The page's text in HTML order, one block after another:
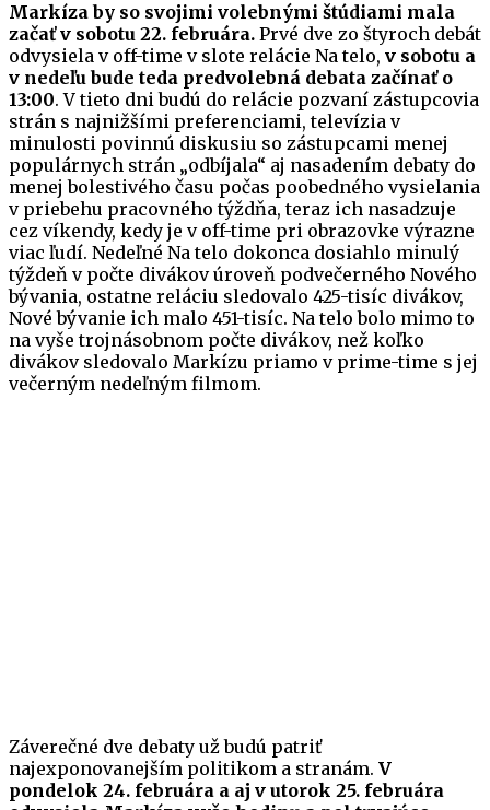
Markíza by so svojimi volebnými štúdiami mala
začať v sobotu 22. februára. Prvé dve zo štyroch debát
odvysiela v off-time v slote relácie Na telo, v sobotu a
v nedeľu bude teda predvolebná debata začínať o
13:00. V tieto dni budú do relácie pozvaní zástupcovia
strán s najnižšími preferenciami, televízia v
minulosti povinnú diskusiu so zástupcami menej
populárnych strán „odbíjala“ aj nasadením debaty do
menej bolestivého času počas poobedného vysielania
v priebehu pracovného týždňa, teraz ich nasadzuje
cez víkendy, kedy je v off-time pri obrazovke výrazne
viac ľudí. Nedeľné Na telo dokonca dosiahlo minulý
týždeň v počte divákov úroveň podvečerného Nového
bývania, ostatne reláciu sledovalo 425-tisíc divákov,
Nové bývanie ich malo 451-tisíc. Na telo bolo mimo to
na vyše trojnásobnom počte divákov, než koľko
divákov sledovalo Markízu priamo v prime-time s jej
večerným nedeľným filmom.
Záverečné dve debaty už budú patriť
najexponovanejším politikom a stranám. V
pondelok 24. februára a aj v utorok 25. februára